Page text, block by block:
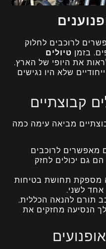
לרוכבים לחלוק
בזמן טיולים
את היופי של הארץ.
שלא היו נגישים
קבוצתיים
מביאה עימה כמה
מאפשרים לרוכבים
גם יכולים לחזק
מספקת תחושת בטיחות
אחד לשני.
תורם להנאה הכללית.
הנסיעה מחזקים את